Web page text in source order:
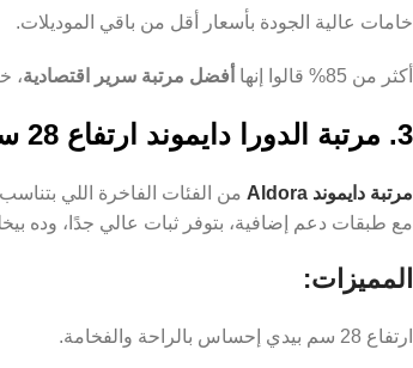
خامات عالية الجودة بأسعار أقل من باقي الموديلات.
أكثر من 85% قالوا إنها أفضل مرتبة سرير اقتصادية،
3. مرتبة الدورا دايموند ارتفاع 28 سم
مرتبة دايموند Aldora
مع طبقات دعم إضافية، بتوفر ثبات عالي جدًا، وده
المميزات:
ارتفاع 28 سم بيدي إحساس بالراحة والفخامة.